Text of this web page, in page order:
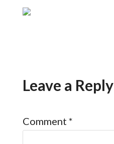
Leave a Reply
Comment *